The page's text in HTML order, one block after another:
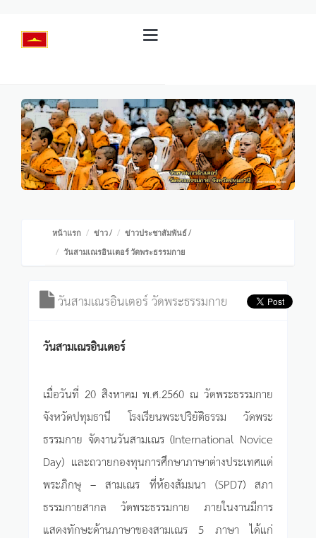
หน้าแรก ข่าว/ ข่าวประชาสัมพันธ์/
วันสามเณรอินเตอร์ วัดพระธรรมกาย
วันสามเณรอินเตอร์ วัดพระธรรมกาย
วันสามเณรอินเตอร์
เมื่อวันที่ 20 สิงหาคม พ.ศ.2560 ณ วัดพระธรรมกาย
จังหวัดปทุมธานี โรงเรียนพระปริยัติธรรม วัดพระ
ธรรมกาย จัดงานวันสามเณร (International Novice
Day) และถวายกองทุนการศึกษาภาษาต่างประเทศแด่
พระภิกษุ – สามเณร ที่ห้องสัมมนา (SPD7) สภา
ธรรมกายสากล วัดพระธรรมกาย ภายในงานมีการ
แสดงทักษะด้านภาษาของสามเณร 5 ภาษา ได้แก่